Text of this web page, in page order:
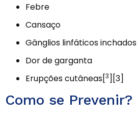
Febre
Cansaço
Gânglios linfáticos inchados
Dor de garganta
Erupções cutâneas[3][3]
Como se Prevenir?